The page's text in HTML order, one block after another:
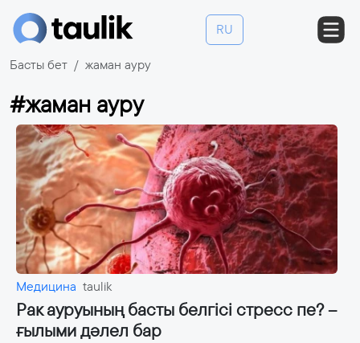
RU
Басты бет жаман ауру
#жаман ауру
Медицина taulik
Рак ауруының басты белгісі стресс пе? –
ғылыми дәлел бар